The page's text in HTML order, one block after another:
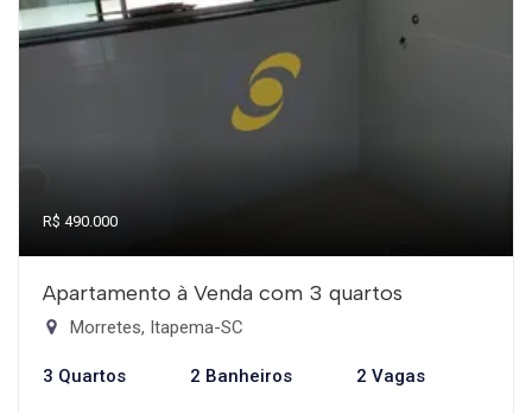
R$ 490.000
Apartamento à Venda com 3 quartos
Morretes, Itapema-SC
3 Quartos 2 Banheiros 2 Vagas